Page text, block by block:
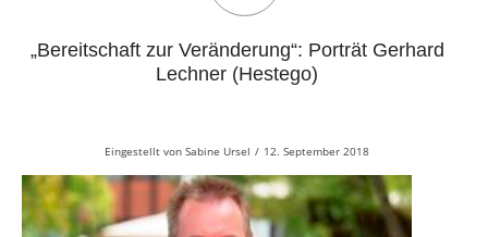
„Bereitschaft zur Veränderung“: Porträt Gerhard
Lechner (Hestego)
Eingestellt vonSabine Ursel / 12. September 2018